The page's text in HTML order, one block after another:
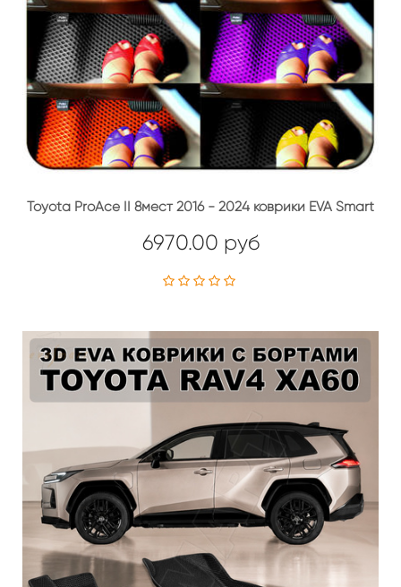
Toyota ProAce II 8мест 2016 - 2024 коврики EVA Smart
6970.00 руб